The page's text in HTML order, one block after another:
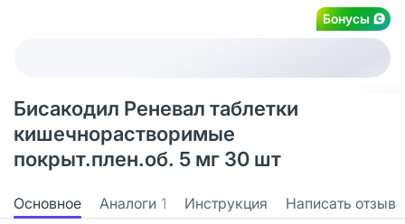
Бонусы
Бисакодил Реневал таблетки
кишечнорастворимые
покрыт.плен.об. 5 мг 30 шт
Основное Аналоги 1 Инструкция Написать отзыв